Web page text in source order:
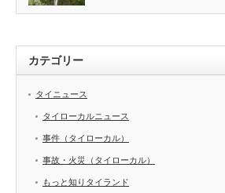
カテゴリー
タイニュース
タイローカルニュース
事件（タイローカル）
事故・火災（タイローカル）
もっと知りタイランド